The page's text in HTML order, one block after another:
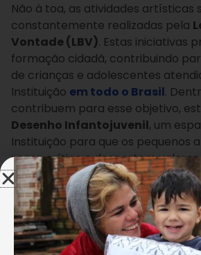
Não à toa, as atividades artísticas
constantemente realizadas pela
Vontade (LBV). Estas iniciativas
formação cidadã, contribuindo
de crianças e adolescentes
Instituição em todo o Brasil.
contribuem para esse objetivo,
Desenho Infantojuvenil, um
Instituição para que os pequenos
senso crítico e despertem
construção de um mundo melhor.
trabalhos foram norteados pelo
Olímpicos e Paralímpicos 2016 —
entre os Povos”.O concurso foi
categorias, por idade do